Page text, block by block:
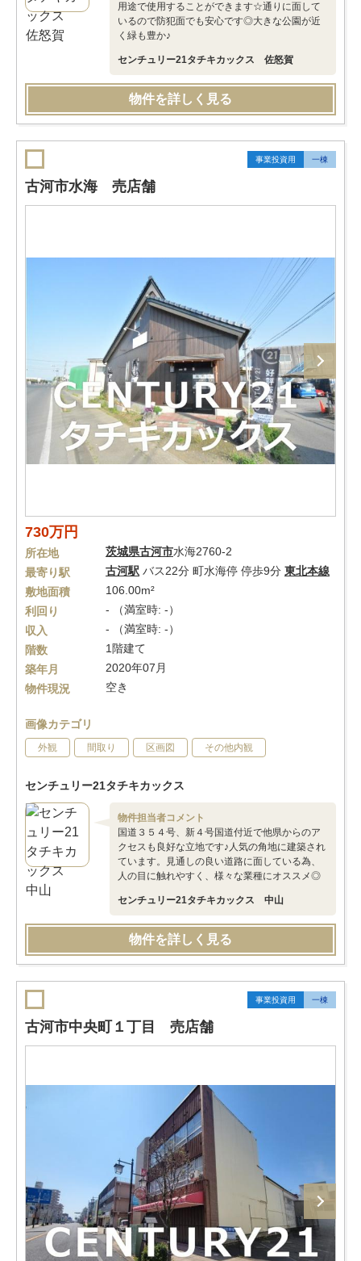
用途で使用することができます☆通りに面して
いるので防犯面でも安心です◎大きな公園が近
く緑も豊か♪
センチュリー21タチキカックス 佐怒賀
物件を詳しく見る
事業投資用 一棟
古河市水海 売店舗
730万円
所在地 茨城県古河市水海2760-2
最寄り駅
古河駅 バス22分 町水海停 停歩9分 東北本線
敷地面積
106.00m²
利回り
- （満室時: -）
収入
- （満室時: -）
階数
1階建て
築年月
2020年07月
物件現況
空き
画像カテゴリ
外観 間取り 区画図 その他内観
センチュリー21タチキカックス
物件担当者コメント
国道３５４号、新４号国道付近で他県からのア
クセスも良好な立地です♪人気の角地に建築され
ています。見通しの良い道路に面している為、
人の目に触れやすく、様々な業種にオススメ◎
センチュリー21タチキカックス 中山
物件を詳しく見る
事業投資用 一棟
古河市中央町１丁目 売店舗